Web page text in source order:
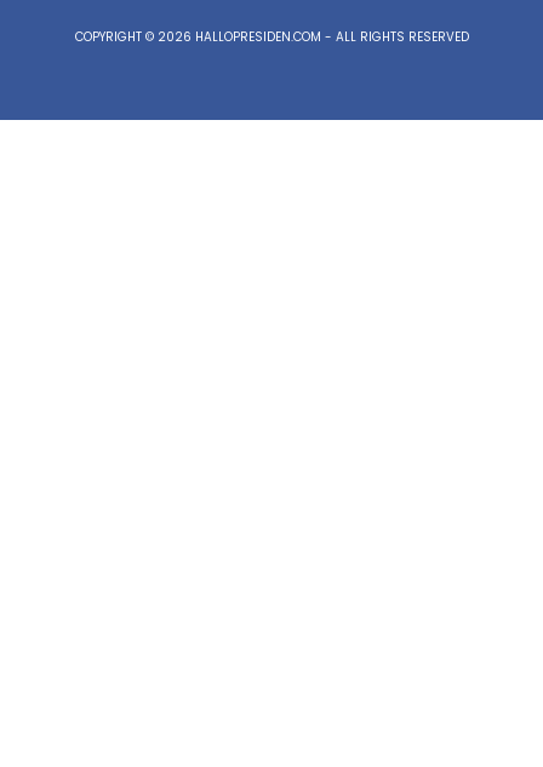
COPYRIGHT © 2026 HALLOPRESIDEN.COM - ALL RIGHTS RESERVED